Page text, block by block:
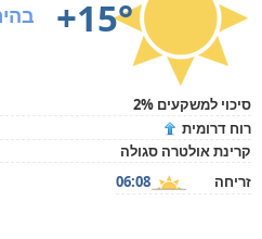
+15°
סיכוי למשקעים 2%
רוח דרומית
קרינת אולטרה סגולה
זריחה
06:08